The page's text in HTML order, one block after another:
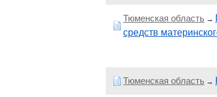
Тюменская область →
средств
Тюменская область →